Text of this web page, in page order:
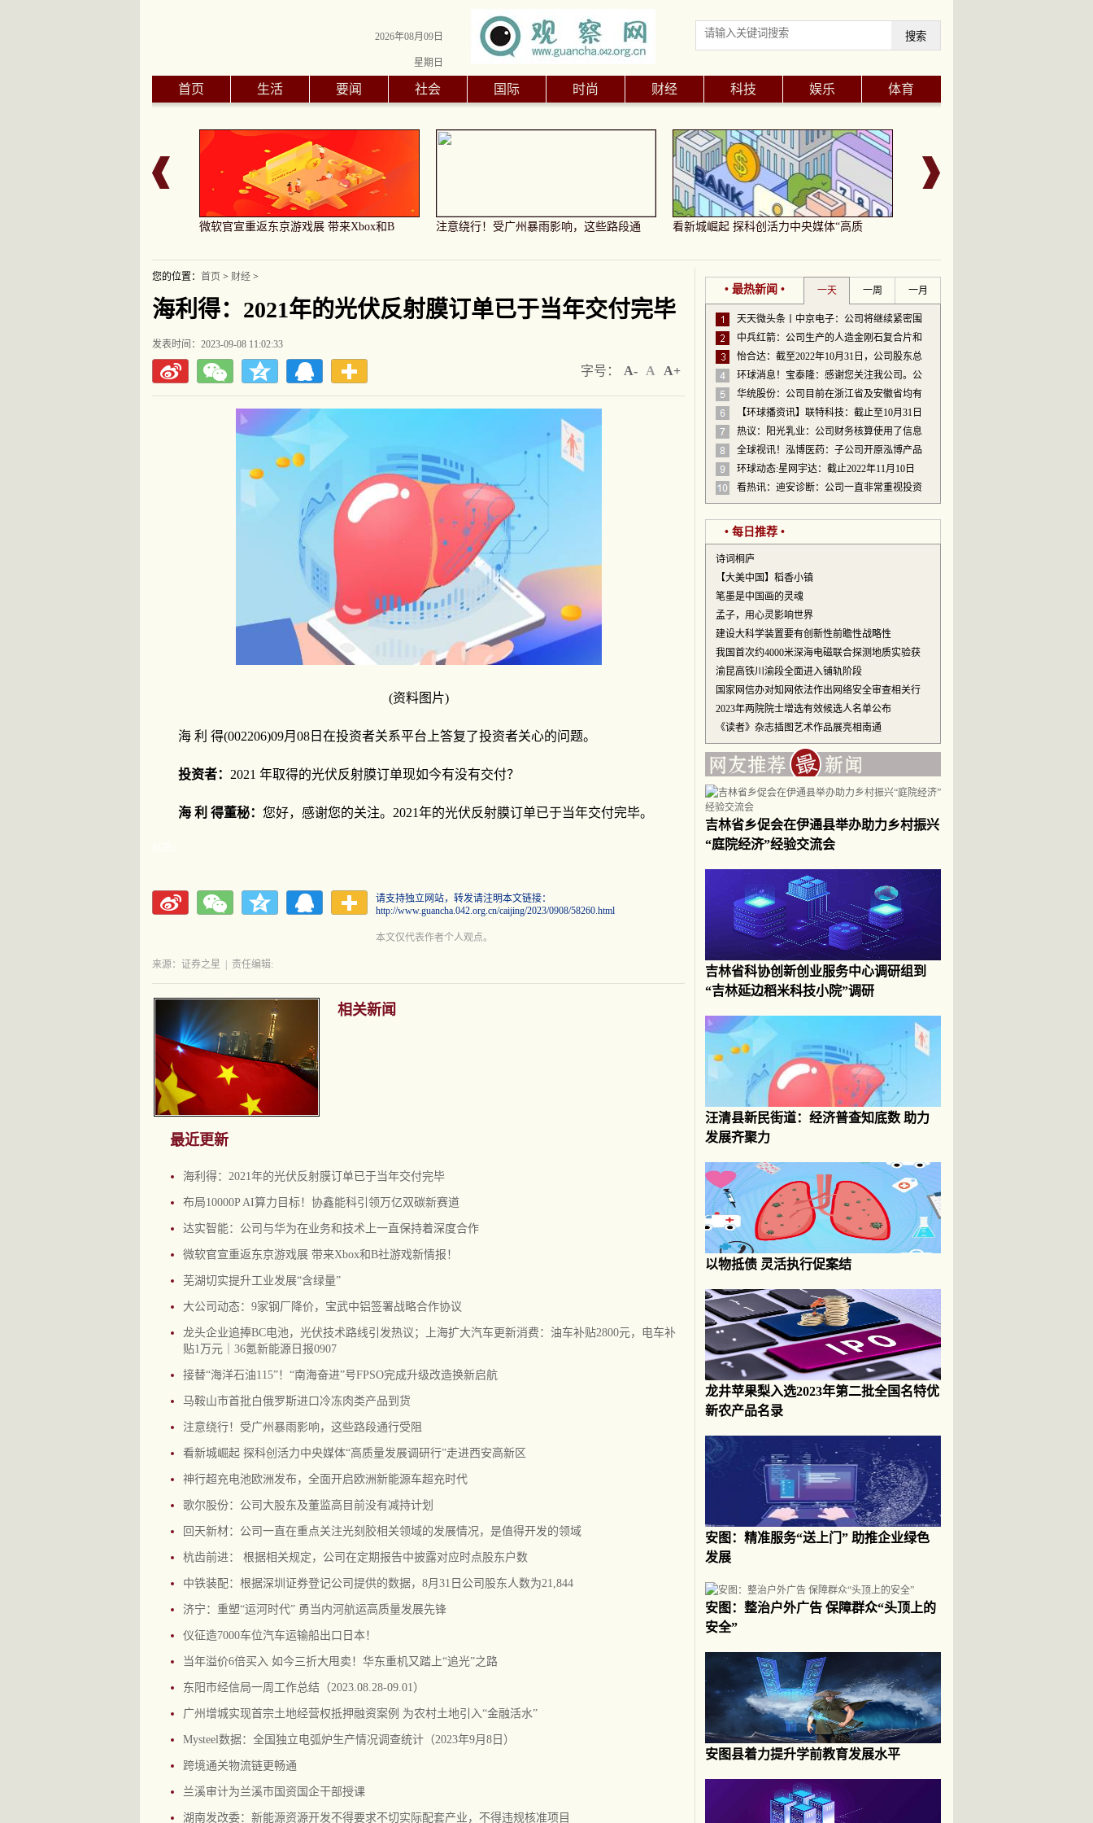
2026年08月09日
星期日
搜索
首页 生活 要闻 社会 国际 时尚 财经 科技 娱乐 体育
微软官宣重返东京游戏展 带来Xbox和B 注意绕行！受广州暴雨影响，这些路段通 看新城崛起 探科创活力中央媒体“高质
您的位置： 首页 > 财经 >
海利得：2021年的光伏反射膜订单已于当年交付完毕
发表时间：2023-09-08 11:02:33
字号： A- A A+
(资料图片)
海 利 得(002206)09月08日在投资者关系平台上答复了投资者关心的问题。
投资者： 2021 年取得的光伏反射膜订单现如今有没有交付？
海 利 得董秘： 您好，感谢您的关注。2021年的光伏反射膜订单已于当年交付完毕。
请支持独立网站，转发请注明本文链接：
http://www.guancha.042.org.cn/caijing/2023/0908/58260.html
本文仅代表作者个人观点。
来源：证券之星 责任编辑:
相关新闻
最近更新
海利得：2021年的光伏反射膜订单已于当年交付完毕
布局10000P AI算力目标！协鑫能科引领万亿双碳新赛道
达实智能：公司与华为在业务和技术上一直保持着深度合作
微软官宣重返东京游戏展 带来Xbox和B社游戏新情报！
芜湖切实提升工业发展“含绿量”
大公司动态：9家钢厂降价，宝武中铝签署战略合作协议
龙头企业追捧BC电池，光伏技术路线引发热议；上海扩大汽车更新消费：油车补贴2800元，电车补
贴1万元｜36氪新能源日报0907
接替“海洋石油115”！“南海奋进”号FPSO完成升级改造换新启航
马鞍山市首批白俄罗斯进口冷冻肉类产品到货
注意绕行！受广州暴雨影响，这些路段通行受阻
看新城崛起 探科创活力中央媒体“高质量发展调研行”走进西安高新区
神行超充电池欧洲发布，全面开启欧洲新能源车超充时代
歌尔股份：公司大股东及董监高目前没有减持计划
回天新材：公司一直在重点关注光刻胶相关领域的发展情况，是值得开发的领域
杭齿前进： 根据相关规定，公司在定期报告中披露对应时点股东户数
中铁装配：根据深圳证券登记公司提供的数据，8月31日公司股东人数为21,844
济宁：重塑“运河时代” 勇当内河航运高质量发展先锋
仪征造7000车位汽车运输船出口日本！
当年溢价6倍买入 如今三折大甩卖！华东重机又踏上“追光”之路
东阳市经信局一周工作总结（2023.08.28-09.01）
广州增城实现首宗土地经营权抵押融资案例 为农村土地引入“金融活水”
Mysteel数据：全国独立电弧炉生产情况调查统计（2023年9月8日）
跨境通关物流链更畅通
兰溪审计为兰溪市国资国企干部授课
湖南发改委：新能源资源开发不得要求不切实际配套产业，不得违规核准项目
• 最热新闻 • 一天 一周 一月
天天微头条丨中京电子：公司将继续紧密围
中兵红箭：公司生产的人造金刚石复合片和
怡合达：截至2022年10月31日，公司股东总
环球消息！宝泰隆：感谢您关注我公司。公
华统股份：公司目前在浙江省及安徽省均有
【环球播资讯】联特科技：截止至10月31日
热议：阳光乳业：公司财务核算使用了信息
全球视讯！泓博医药：子公司开原泓博产品
环球动态:星网宇达：截止2022年11月10日
看热讯：迪安诊断：公司一直非常重视投资
• 每日推荐 •
诗词桐庐
【大美中国】稻香小镇
笔墨是中国画的灵魂
孟子，用心灵影响世界
建设大科学装置要有创新性前瞻性战略性
我国首次约4000米深海电磁联合探测地质实验获
渝昆高铁川渝段全面进入铺轨阶段
国家网信办对知网依法作出网络安全审查相关行
2023年两院院士增选有效候选人名单公布
《读者》杂志插图艺术作品展亮相南通
吉林省乡促会在伊通县举办助力乡村振兴
“庭院经济”经验交流会
吉林省科协创新创业服务中心调研组到
“吉林延边稻米科技小院”调研
汪清县新民街道：经济普查知底数 助力
发展齐聚力
以物抵债 灵活执行促案结
龙井苹果梨入选2023年第二批全国名特优
新农产品名录
安图：精准服务“送上门” 助推企业绿色
发展
安图：整治户外广告 保障群众“头顶上的
安全”
安图县着力提升学前教育发展水平